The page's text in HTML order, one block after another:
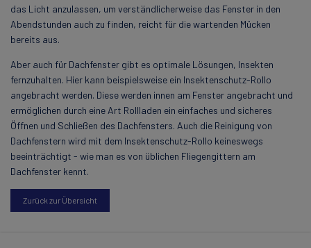
Zurück zur Übersicht
das Licht anzulassen, um verständlicherweise das Fenster in den
Abendstunden auch zu finden, reicht für die wartenden Mücken
bereits aus.
Aber auch für Dachfenster gibt es optimale Lösungen, Insekten
fernzuhalten. Hier kann beispielsweise ein Insektenschutz-Rollo
angebracht werden. Diese werden innen am Fenster angebracht und
ermöglichen durch eine Art Rollladen ein einfaches und sicheres
Öffnen und Schließen des Dachfensters. Auch die Reinigung von
Dachfenstern wird mit dem Insektenschutz-Rollo keineswegs
beeinträchtigt - wie man es von üblichen Fliegengittern am
Dachfenster kennt.